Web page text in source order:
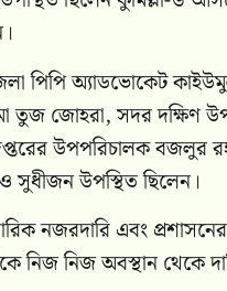
পিপি অ্যাডভোকেট
তুজ জোহরা, সদর দক্ষিণ
উপপরিচালক বজলুর
ও সুধীজন উপস্থিত ছিলেন।
নজরদারি এবং
নিজ অবস্থান থেকে